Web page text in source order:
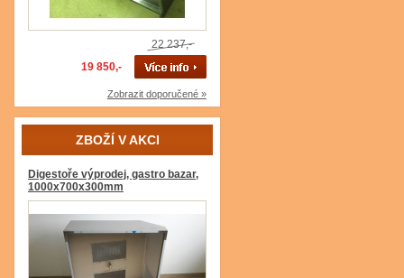
22 237,-
19 850,-
Zobrazit doporučené »
ZBOŽÍ V AKCI
Digestoře výprodej, gastro bazar,
1000x700x300mm